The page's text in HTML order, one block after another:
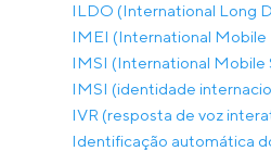
ILDO (International Long
IMEI (International
IMSI (International Mobile
IMSI (identidade
IVR (resposta de voz
Identificação automática